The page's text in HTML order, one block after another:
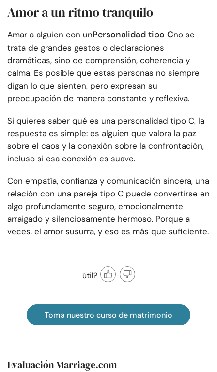
Amor a un ritmo tranquilo
Amar a alguien con unPersonalidad tipo Cno se
trata de grandes gestos o declaraciones
dramáticas, sino de comprensión, coherencia y
calma. Es posible que estas personas no siempre
digan lo que sienten, pero expresan su
preocupación de manera constante y reflexiva.
Si quieres saber qué es una personalidad tipo C, la
respuesta es simple: es alguien que valora la paz
sobre el caos y la conexión sobre la confrontación,
incluso si esa conexión es suave.
Con empatía, confianza y comunicación sincera, una
relación con una pareja tipo C puede convertirse en
algo profundamente seguro, emocionalmente
arraigado y silenciosamente hermoso. Porque a
veces, el amor susurra, y eso es más que suficiente.
útil?
Toma nuestro curso de matrimonio
Evaluación Marriage.com